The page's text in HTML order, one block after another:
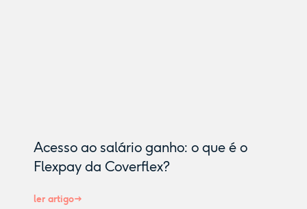
Acesso ao salário ganho: o que é o
Flexpay da Coverflex?
ler artigo